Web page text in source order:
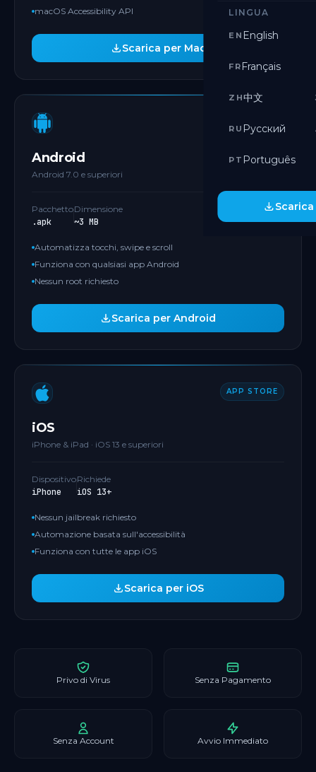
LINGUA
EN English
FR Français
ZH中文
RU Русский
PT Português
macOS Accessibility API
Scarica per Mac
Android
Android 7.0 e superiori
Pacchetto
.apk
Dimensione
~3 MB
Automatizza tocchi, swipe e scroll
Funziona con qualsiasi app Android
Nessun root richiesto
Scarica per Android
APP STORE
iOS
iPhone & iPad · iOS 13 e superiori
Dispositivo
iPhone
Richiede
iOS 13+
Nessun jailbreak richiesto
Automazione basata sull'accessibilità
Funziona con tutte le app iOS
Scarica per iOS
Privo di Virus Senza Pagamento
Senza Account Avvio Immediato